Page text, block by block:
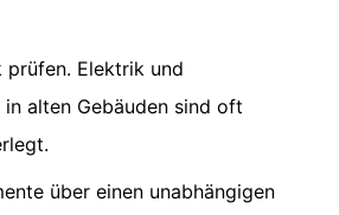
prüfen. Elektrik und
in alten Gebäuden sind oft
über einen unabhängigen